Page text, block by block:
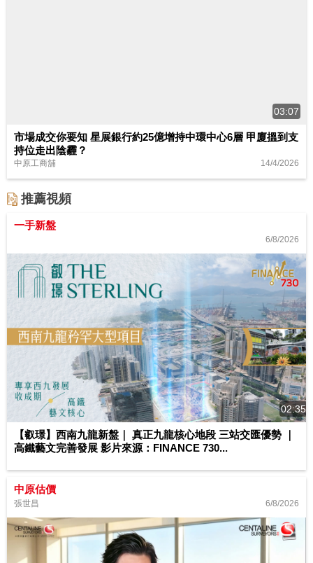
03:07
市場成交你要知 星展銀行約25億增持中環中心6層 甲廈搵到支
持位走出陰霾？
中原工商舖 14/4/2026
推薦視頻
一手新盤
6/8/2026
02:35
【叡璟】西南九龍新盤｜ 真正九龍核心地段 三站交匯優勢 ｜
高鐵藝文完善發展 影片來源：FINANCE 730...
中原估價
張世昌 6/8/2026